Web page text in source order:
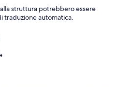
struttura potrebbero essere
automatica.